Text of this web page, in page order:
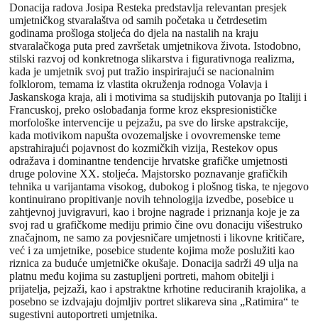
Donacija radova Josipa Resteka predstavlja relevantan presjek
umjetničkog stvaralaštva od samih početaka u četrdesetim
godinama prošloga stoljeća do djela na nastalih na kraju
stvaralačkoga puta pred završetak umjetnikova života. Istodobno,
stilski razvoj od konkretnoga slikarstva i figurativnoga realizma,
kada je umjetnik svoj put tražio inspirirajući se nacionalnim
folklorom, temama iz vlastita okruženja rodnoga Volavja i
Jaskanskoga kraja, ali i motivima sa studijskih putovanja po Italiji i
Francuskoj, preko oslobađanja forme kroz ekspresionističke
morfološke intervencije u pejzažu, pa sve do lirske apstrakcije,
kada motivikom napušta ovozemaljske i ovovremenske teme
apstrahirajući pojavnost do kozmičkih vizija, Restekov opus
odražava i dominantne tendencije hrvatske grafičke umjetnosti
druge polovine XX. stoljeća. Majstorsko poznavanje grafičkih
tehnika u varijantama visokog, dubokog i plošnog tiska, te njegovo
kontinuirano propitivanje novih tehnologija izvedbe, posebice u
zahtjevnoj juvigravuri, kao i brojne nagrade i priznanja koje je za
svoj rad u grafičkome mediju primio čine ovu donaciju višestruko
značajnom, ne samo za povjesničare umjetnosti i likovne kritičare,
već i za umjetnike, posebice studente kojima može poslužiti kao
riznica za buduće umjetničke okušaje. Donacija sadrži 49 ulja na
platnu među kojima su zastupljeni portreti, mahom obitelji i
prijatelja, pejzaži, kao i apstraktne krhotine reduciranih krajolika, a
posebno se izdvajaju dojmljiv portret slikareva sina „Ratimira“ te
sugestivni autoportreti umjetnika.